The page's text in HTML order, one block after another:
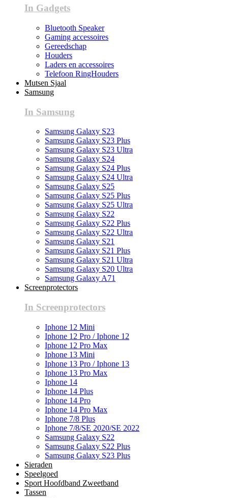
In Gadgets
Bluetooth Speaker
Gaming accessoires
Gereedschap
Houders
Laders en accessoires
Telefoon RingHouders
Mutsen Sjaal
Samsung
In Samsung
Samsung Galaxy S23
Samsung Galaxy S23 Plus
Samsung Galaxy S23 Ultra
Samsung Galaxy S24
Samsung Galaxy S24 Plus
Samsung Galaxy S24 Ultra
Samsung Galaxy S25
Samsung Galaxy S25 Plus
Samsung Galaxy S25 Ultra
Samsung Galaxy S22
Samsung Galaxy S22 Plus
Samsung Galaxy S22 Ultra
Samsung Galaxy S21
Samsung Galaxy S21 Plus
Samsung Galaxy S21 Ultra
Samsung Galaxy S20 Ultra
Samsung Galaxy A71
Screenprotectors
In Screenprotectors
Iphone 12 Mini
Iphone 12 Pro / Iphone 12
Iphone 12 Pro Max
Iphone 13 Mini
Iphone 13 Pro / Iphone 13
Iphone 13 Pro Max
Iphone 14
Iphone 14 Plus
Iphone 14 Pro
Iphone 14 Pro Max
Iphone 7/8 Plus
Iphone 7/8/SE 2020/SE 2022
Samsung Galaxy S22
Samsung Galaxy S22 Plus
Samsung Galaxy S23 Plus
Sieraden
Speelgoed
Sport Hoofdband Zweetband
Tassen